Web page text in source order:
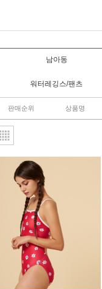
남아동
워터레깅스/팬츠
판매순위 상품명